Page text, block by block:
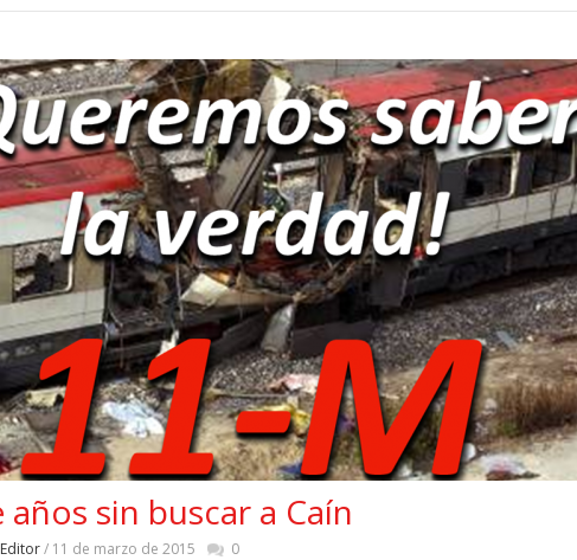
años sin buscar a Caín
Editor/ 11 de marzo de 2015 0